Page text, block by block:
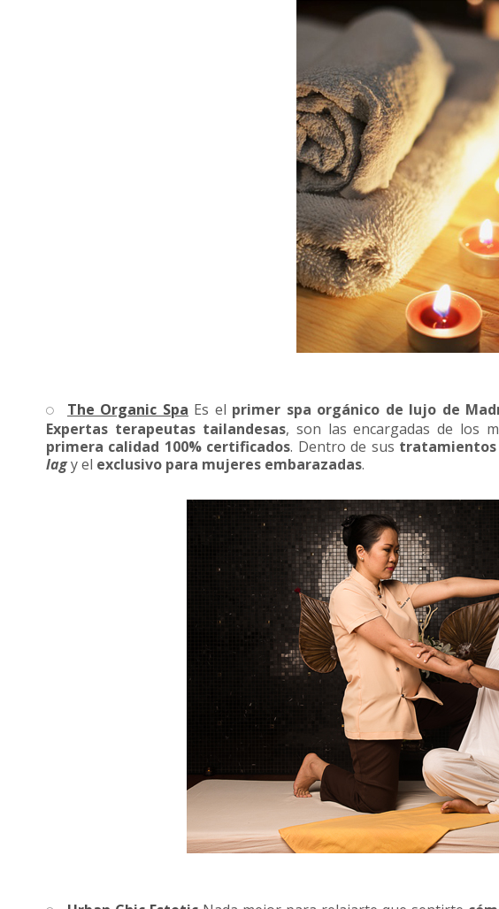
The Organic Spa Es el primer spa orgánico de lujo de
Expertas terapeutas tailandesas, son las encargadas de los
primera calidad 100% certificados. Dentro de sus tratamientos
lagy el exclusivo para mujeres embarazadas.